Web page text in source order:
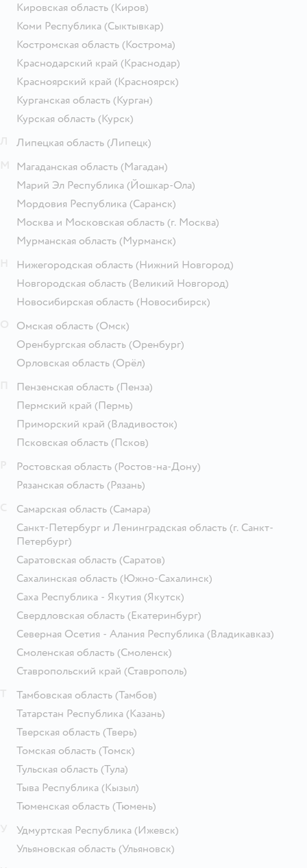
Кировская область (Киров)
Коми Республика (Сыктывкар)
Костромская область (Кострома)
Краснодарский край (Краснодар)
Красноярский край (Красноярск)
Курганская область (Курган)
Курская область (Курск)
Липецкая область (Липецк)
Магаданская область (Магадан)
Марий Эл Республика (Йошкар-Ола)
Мордовия Республика (Саранск)
Москва и Московская область (г. Москва)
Мурманская область (Мурманск)
Нижегородская область (Нижний Новгород)
Новгородская область (Великий Новгород)
Новосибирская область (Новосибирск)
Омская область (Омск)
Оренбургская область (Оренбург)
Орловская область (Орёл)
Пензенская область (Пенза)
Пермский край (Пермь)
Приморский край (Владивосток)
Псковская область (Псков)
Ростовская область (Ростов-на-Дону)
Рязанская область (Рязань)
Самарская область (Самара)
Санкт-Петербург и Ленинградская область (г. Санкт-
Петербург)
Саратовская область (Саратов)
Сахалинская область (Южно-Сахалинск)
Саха Республика - Якутия (Якутск)
Свердловская область (Екатеринбург)
Северная Осетия - Алания Республика (Владикавказ)
Смоленская область (Смоленск)
Ставропольский край (Ставрополь)
Тамбовская область (Тамбов)
Татарстан Республика (Казань)
Тверская область (Тверь)
Томская область (Томск)
Тульская область (Тула)
Тыва Республика (Кызыл)
Тюменская область (Тюмень)
Удмуртская Республика (Ижевск)
Ульяновская область (Ульяновск)